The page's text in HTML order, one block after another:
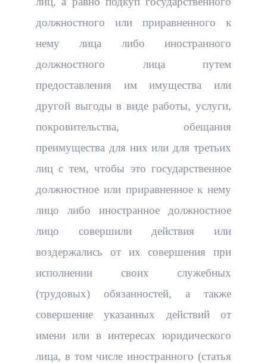
должностного или приравненного к
нему лица либо иностранного
должностного лица путем
предоставления им имущества или
другой выгоды в виде работы, услуги,
покровительства, обещания
преимущества для них или для третьих
лиц с тем, чтобы это государственное
должностное или приравненное к нему
лицо либо иностранное должностное
лицо совершили действия или
воздержались от их совершения при
исполнении своих служебных
(трудовых) обязанностей, а также
совершение указанных действий от
имени или в интересах юридического
лица, в том числе иностранного (статья